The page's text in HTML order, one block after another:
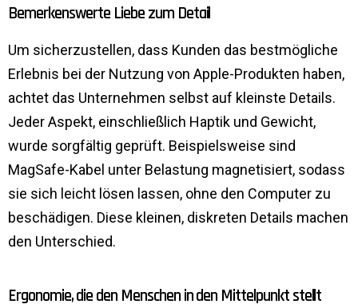
Bemerkenswerte Liebe zum Detail
Um sicherzustellen, dass Kunden das bestmögliche
Erlebnis bei der Nutzung von Apple-Produkten haben,
achtet das Unternehmen selbst auf kleinste Details.
Jeder Aspekt, einschließlich Haptik und Gewicht,
wurde sorgfältig geprüft. Beispielsweise sind
MagSafe-Kabel unter Belastung magnetisiert, sodass
sie sich leicht lösen lassen, ohne den Computer zu
beschädigen. Diese kleinen, diskreten Details machen
den Unterschied.
Ergonomie, die den Menschen in den Mittelpunkt stellt